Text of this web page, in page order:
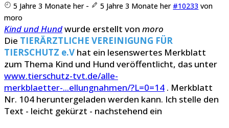
5 Jahre 3 Monate her- 5 Jahre 3 Monate her #10233 von
moro
Kind und Hundwurde erstellt von moro
Die TIERÄRZTLICHE VEREINIGUNG FÜR
TIERSCHUTZ e.V hat ein lesenswertes Merkblatt
zum Thema Kind und Hund veröffentlicht, das unter
www.tierschutz-tvt.de/alle-
merkblaetter-...ellungnahmen/?L=0=14 . Merkblatt
Nr. 104 heruntergeladen werden kann. Ich stelle den
Text - leicht gekürzt - nachstehend ein